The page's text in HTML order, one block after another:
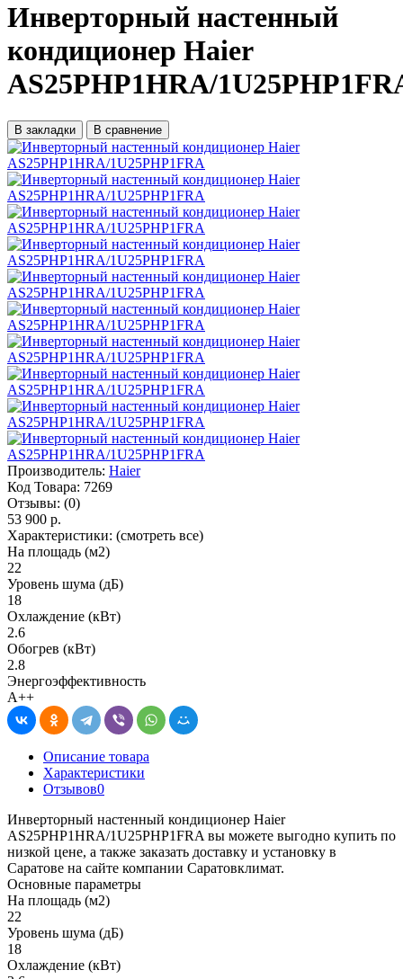
Инверторный настенный
кондиционер Haier
AS25PHP1HRA/
В закладки В сравнение
Производитель: Haier
Код Товара: 7269
Отзывы: (0)
53 900 р.
Характеристики: (смотреть все)
На площадь (м2)
22
Уровень шума (дБ)
18
Охлаждение (кВт)
2.6
Обогрев (кВт)
2.8
Энергоэффективность
A++
Описание товара
Характеристики
Отзывов0
Инверторный настенный кондиционер Haier
AS25PHP1HRA/1U25PHP1FRA вы можете выгодно купить по
низкой цене, а также заказать доставку и установку в
Саратове на сайте компании Саратовклимат.
Основные параметры
На площадь (м2)
22
Уровень шума (дБ)
18
Охлаждение (кВт)